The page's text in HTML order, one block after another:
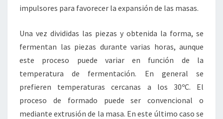
impulsores para favorecer la expansión de las masas.
Una vez divididas las piezas y obtenida la forma, se
fermentan las piezas durante varias horas, aunque
este proceso puede variar en función de la
temperatura de fermentación. En general se
prefieren temperaturas cercanas a los 30ºC. El
proceso de formado puede ser convencional o
mediante extrusión de la masa. En este último caso se